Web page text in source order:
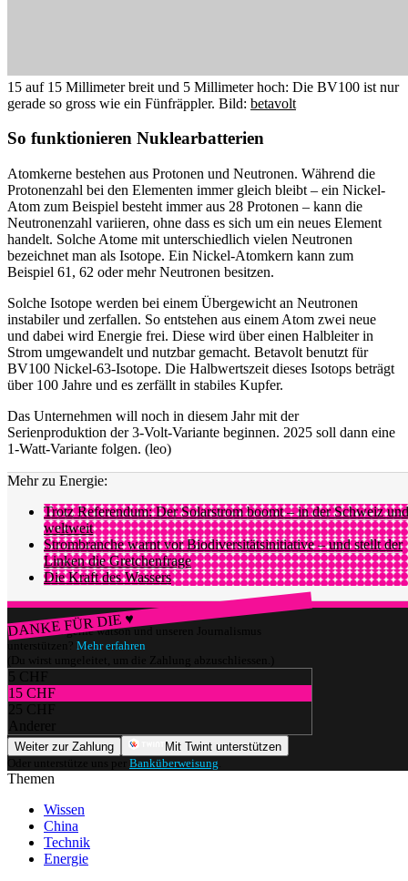
15 auf 15 Millimeter breit und 5 Millimeter hoch: Die BV100 ist nur
gerade so gross wie ein Fünfräppler. Bild: betavolt
So funktionieren Nuklearbatterien
Atomkerne bestehen aus Protonen und Neutronen. Während die
Protonenzahl bei den Elementen immer gleich bleibt – ein Nickel-
Atom zum Beispiel besteht immer aus 28 Protonen – kann die
Neutronenzahl variieren, ohne dass es sich um ein neues Element
handelt. Solche Atome mit unterschiedlich vielen Neutronen
bezeichnet man als Isotope. Ein Nickel-Atomkern kann zum
Beispiel 61, 62 oder mehr Neutronen besitzen.
Solche Isotope werden bei einem Übergewicht an Neutronen
instabiler und zerfallen. So entstehen aus einem Atom zwei neue
und dabei wird Energie frei. Diese wird über einen Halbleiter in
Strom umgewandelt und nutzbar gemacht. Betavolt benutzt für
BV100 Nickel-63-Isotope. Die Halbwertszeit dieses Isotops beträgt
über 100 Jahre und es zerfällt in stabiles Kupfer.
Das Unternehmen will noch in diesem Jahr mit der
Serienproduktion der 3-Volt-Variante beginnen. 2025 soll dann eine
1-Watt-Variante folgen. (leo)
Mehr zu Energie:
Trotz Referendum: Der Solarstrom boomt – in der Schweiz und
weltweit
Strombranche warnt vor Biodiversitätsinitiative – und stellt der
Linken die Gretchenfrage
Die Kraft des Wassers
DANKE FÜR DIE ♥
Würdest du gerne watson und unseren Journalismus
unterstützen? Mehr erfahren
(Du wirst umgeleitet, um die Zahlung abzuschliessen.)
5 CHF
15 CHF
25 CHF
Anderer
Weiter zur Zahlung
Mit Twint unterstützen
Oder unterstütze uns per Banküberweisung
Themen
Wissen
China
Technik
Energie